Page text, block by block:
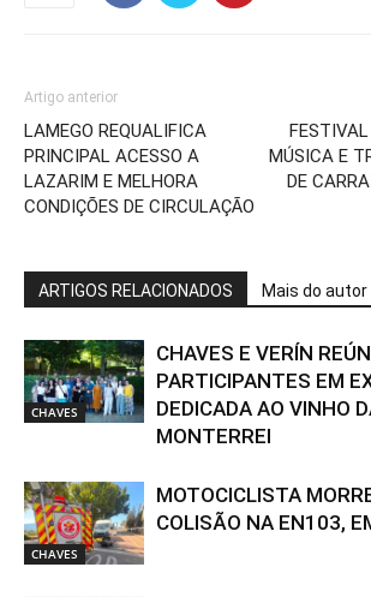
Artigo anterior
LAMEGO REQUALIFICA
PRINCIPAL ACESSO A
LAZARIM E MELHORA
CONDIÇÕES DE CIRCULAÇÃO
MÚSICA E
DE
ARTIGOS RELACIONADOS Mais do autor
CHAVES
CHAVES E VERÍN
PARTICIPANTES EM
DEDICADA AO VINHO
MONTERREI
CHAVES
MOTOCICLISTA
COLISÃO NA EN103,